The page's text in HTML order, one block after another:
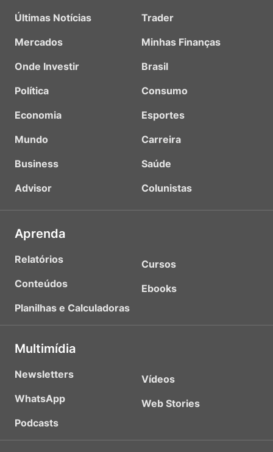
Últimas Notícias
Mercados
Onde Investir
Política
Economia
Mundo
Business
Advisor
Trader
Minhas Finanças
Brasil
Consumo
Esportes
Carreira
Saúde
Colunistas
Aprenda
Relatórios
Conteúdos
Planilhas e Calculadoras
Cursos
Ebooks
Multimídia
Newsletters
WhatsApp
Podcasts
Vídeos
Web Stories